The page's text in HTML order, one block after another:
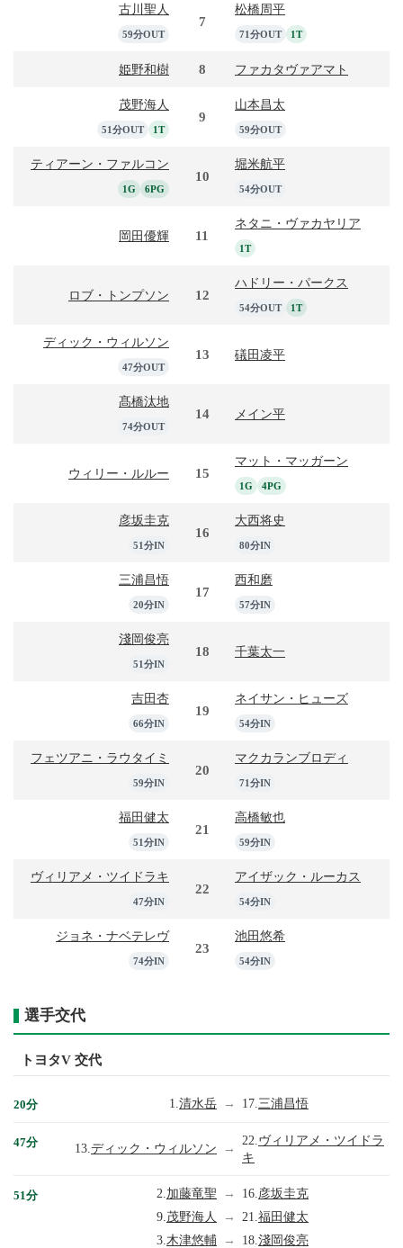
古川聖人
59分OUT
7
松橋周平
71分OUT 1T
姫野和樹 8 ファカタヴァアマト
茂野海人
51分OUT 1T
9
山本昌太
59分OUT
ティアーン・ファルコン
1G 6PG
10
堀米航平
54分OUT
岡田優輝 11
ネタニ・ヴァカヤリア
1T
ロブ・トンプソン 12
ハドリー・パークス
54分OUT 1T
ディック・ウィルソン
47分OUT
13 礒田凌平
髙橋汰地
74分OUT
14 メイン平
ウィリー・ルルー 15
マット・マッガーン
1G 4PG
彦坂圭克
51分IN
16
大西将史
80分IN
三浦昌悟
20分IN
17
西和磨
57分IN
淺岡俊亮
51分IN
18 千葉太一
吉田杏
66分IN
19
ネイサン・ヒューズ
54分IN
フェツアニ・ラウタイミ
59分IN
20
マクカランブロディ
71分IN
福田健太
51分IN
21
高橋敏也
59分IN
ヴィリアメ・ツイドラキ
47分IN
22
アイザック・ルーカス
54分IN
ジョネ・ナベテレヴ
74分IN
23
池田悠希
54分IN
選手交代
トヨタV 交代
20分 1. 清水岳 → 17. 三浦昌悟
47分 13.ディック・ウィルソン →
22. ヴィリアメ・ツイドラ
キ
51分 2. 加藤竜聖 → 16. 彦坂圭克
9. 茂野海人 → 21. 福田健太
3. 木津悠輔 → 18. 淺岡俊亮